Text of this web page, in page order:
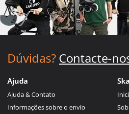
Dúvidas? Contacte-
Ajuda
Ajuda & Contato
Informações sobre o envio